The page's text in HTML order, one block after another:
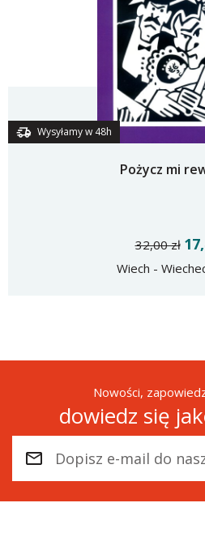
Wysyłamy w 48h
Pożycz mi
32,00 zł
Wiech -
Nowości,
dowiedz się